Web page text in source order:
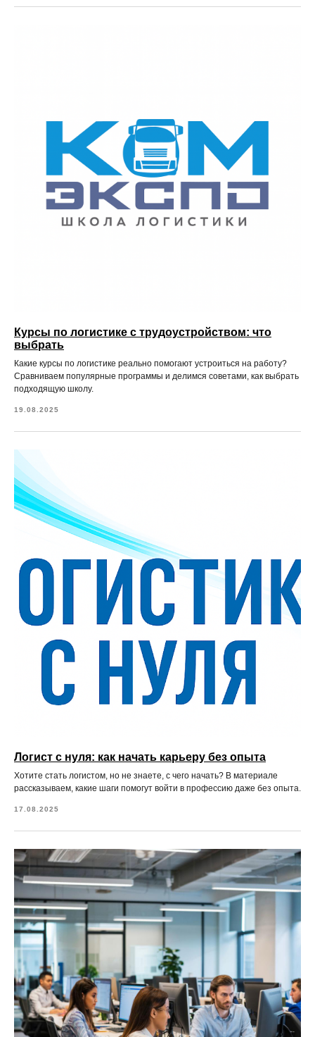
Курсы по логистике с трудоустройством: что
выбрать
Какие курсы по логистике реально помогают устроиться на работу?
Сравниваем популярные программы и делимся советами, как выбрать
подходящую школу.
19.08.2025
Логист с нуля: как начать карьеру без опыта
Хотите стать логистом, но не знаете, с чего начать? В материале
рассказываем, какие шаги помогут войти в профессию даже без опыта.
17.08.2025